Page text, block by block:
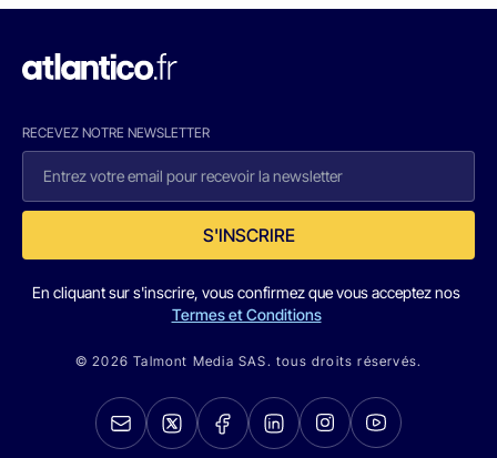
RECEVEZ NOTRE NEWSLETTER
S'INSCRIRE
En cliquant sur s'inscrire, vous confirmez que vous acceptez nos
Termes et Conditions
© 2026 Talmont Media SAS. tous droits réservés.